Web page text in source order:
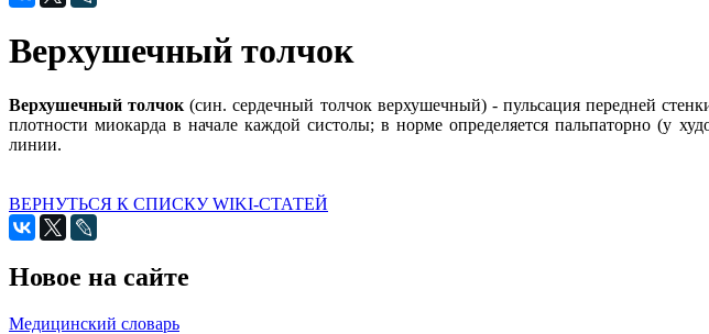
Верхушечный толчок
Верхушечный толчок (син. сердечный толчок верхушечный) - пульсация передней
плотности миокарда в начале каждой систолы; в норме определяется пальпаторно (у
линии.
ВЕРНУТЬСЯ К СПИСКУ WIKI-СТАТЕЙ
Новое на сайте
Медицинский словарь